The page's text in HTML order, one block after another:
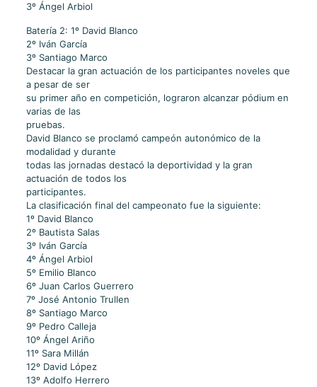
3º Ángel Arbiol
Batería 2: 1º David Blanco
2º Iván García
3º Santiago Marco
Destacar la gran actuación de los participantes noveles que
a pesar de ser
su primer año en competición, lograron alcanzar pódium en
varias de las
pruebas.
David Blanco se proclamó campeón autonómico de la
modalidad y durante
todas las jornadas destacó la deportividad y la gran
actuación de todos los
participantes.
La clasificación final del campeonato fue la siguiente:
1º David Blanco
2º Bautista Salas
3º Iván García
4º Ángel Arbiol
5º Emilio Blanco
6º Juan Carlos Guerrero
7º José Antonio Trullen
8º Santiago Marco
9º Pedro Calleja
10º Ángel Ariño
11º Sara Millán
12º David López
13º Adolfo Herrero